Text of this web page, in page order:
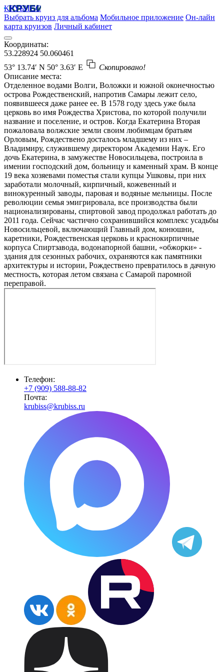
КРУБИСС
Выбрать круиз для альбома Мобильное приложение Он-лайн
карта круизов Личный кабинет
Координаты:
53.228924 50.060461
53° 13.74′ N 50° 3.63′ E
Скопировано!
Описание места:
Отделенное водами Волги, Воложки и южной оконечностью
острова Рождественский, напротив Самары лежит село,
появившееся даже ранее ее. В 1578 году здесь уже была
церковь во имя Рождества Христова, по которой получили
название и поселение, и остров. Когда Екатерина Вторая
пожаловала волжские земли своим любимцам братьям
Орловым, Рождествено досталось младшему из них –
Владимиру, служившему директором Академии Наук. Его
дочь Екатерина, в замужестве Новосильцева, построила в
имении господский дом, больницу и каменный храм. В конце
19 века хозяевами поместья стали купцы Ушковы, при них
заработали молочный, кирпичный, кожевенный и
винокуренный заводы, паровая и водяные мельницы. После
революции семья эмигрировала, все производства были
национализированы, спиртовой завод продолжал работать до
2011 года. Сейчас частично сохранившийся комплекс усадьбы
Новосильцевой, включающий Главный дом, конюшни,
каретники, Рождественская церковь и краснокирпичные
корпуса Спиртзавода, водонапорной башни, «обжорки» -
здания для сезонных рабочих, охраняются как памятники
архитектуры и истории, Рождествено превратилось в дачную
местность, которая летом связана с Самарой паромной
переправой.
Телефон:
+7 (909) 588-88-82
Почта:
krubiss@krubiss.ru